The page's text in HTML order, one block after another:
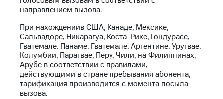
Оформить
eSIM
SIM-
карта
для
иностранцев
Оформить
с карты
МТС
Деньги
Выберите
и подключите
ТВ
с выгодным
тарифом
направлением вызова.
При нахождениив США, Канаде, Мексике,
Сальвадоре, Никарагуа, Коста-Рике, Гондурасе,
Гватемале, Панаме, Гватемале, Аргентине, Уругвае,
Колумбии, Парагвае, Перу, Чили, на Филиппинах,
Арубе в соответствии с правилами,
действующими в стране пребывания абонента,
тарификация производится с момента посыла
вызова.